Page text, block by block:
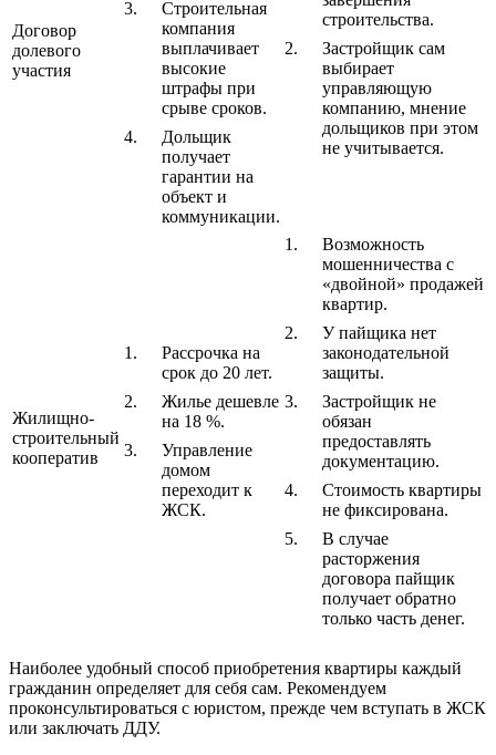
Договор
долевого
участия
Строительная
компания
выплачивает
высокие
штрафы при
срыве сроков.
Дольщик
получает
гарантии на
объект и
коммуникации.
строительства.
Застройщик сам
выбирает
управляющую
компанию, мнение
дольщиков при этом
не учитывается.
Жилищно-
строительный
кооператив
Рассрочка на
срок до 20 лет.
Жилье дешевле
на 18 %.
Управление
домом
переходит к
ЖСК.
Возможность
мошенничества с
«двойной» продажей
квартир.
У пайщика нет
законодательной
защиты.
Застройщик не
обязан
предоставлять
документацию.
Стоимость квартиры
не фиксирована.
В случае
расторжения
договора пайщик
получает обратно
только часть денег.
Наиболее удобный способ приобретения квартиры каждый
гражданин определяет для себя сам. Рекомендуем
проконсультироваться с юристом, прежде чем вступать в ЖСК
или заключать ДДУ.